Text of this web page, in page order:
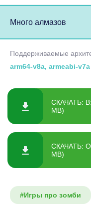
Много алмазов
Поддерживаемые
arm64-v8a, armeabi-v7a
СКАЧАТЬ:
MB)
СКАЧАТЬ:
MB)
#Игры про зомби